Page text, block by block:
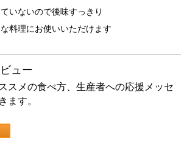
いないので後味すっきり
料理にお使いいただけます
ュー
スメの食べ方、生産者への応援メッセ
ます。